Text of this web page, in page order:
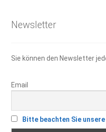
Newsletter
Sie können den Newsletter
Email
Bitte beachten Sie